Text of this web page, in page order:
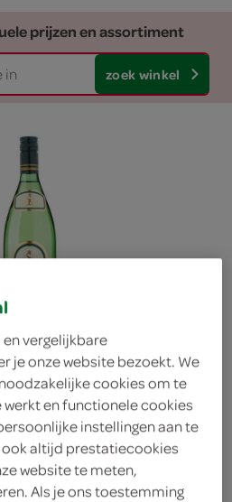
prijzen en assortiment
zoek winkel
vergelijkbare
je onze website bezoekt. We
cookies om te
en functionele cookies
instellingen aan te
ook altijd prestatiecookies
website te meten,
Als je ons toestemming